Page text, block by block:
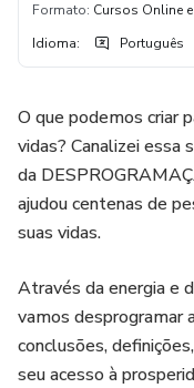
Formato: Cursos Online
Idioma: Português
O que podemos criar
vidas? Canalizei essa
da
ajudou centenas de
suas vidas.
Através da energia e
vamos desprogramar
conclusões,
seu acesso à